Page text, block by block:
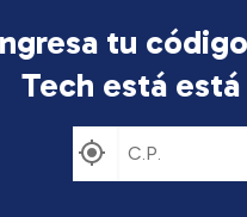
tu
Tech está